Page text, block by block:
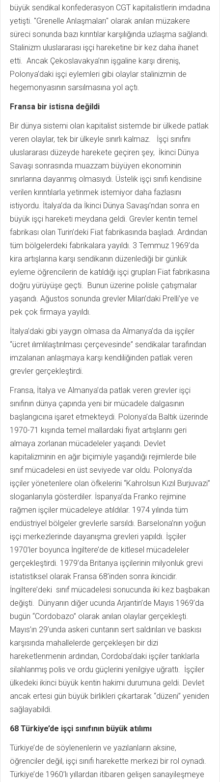
büyük sendikal konfederasyon CGT kapitalistlerin imdadına
yetişti. "Grenelle Anlaşmaları" olarak anılan müzakere
süreci sonunda bazı kırıntılar karşılığında uzlaşma sağlandı.
Stalinizm uluslararası işçi hareketine bir kez daha ihanet
etti. Ancak Çekoslavakya’nın işgaline karşı direniş,
Polonya’daki işçi eylemleri gibi olaylar stalinizmin de
hegemonyasının sarsılmasına yol açtı.
Fransa bir istisna değildi
Bir dünya sistemi olan kapitalist sistemde bir ülkede patlak
veren olaylar, tek bir ülkeyle sınırlı kalmaz. İşçi sınıfını
uluslararası düzeyde harekete geçiren şey, İkinci Dünya
Savaşı sonrasında muazzam büyüyen ekonominin
sınırlarına dayanmış olmasıydı. Üstelik işçi sınıfı kendisine
verilen kırıntılarla yetinmek istemiyor daha fazlasını
istiyordu. İtalya’da da İkinci Dünya Savaşı’ndan sonra en
büyük işçi hareketi meydana geldi. Grevler kentin temel
fabrikası olan Turin’deki Fiat fabrikasında başladı. Ardından
tüm bölgelerdeki fabrikalara yayıldı. 3 Temmuz 1969’da
kira artışlarına karşı sendikanın düzenlediği bir günlük
eyleme öğrencilerin de katıldığı işçi grupları Fiat fabrikasına
doğru yürüyüşe geçti. Bunun üzerine polisle çatışmalar
yaşandı. Ağustos sonunda grevler Milan’daki Prelli’ye ve
pek çok firmaya yayıldı.
İtalya’daki gibi yaygın olmasa da Almanya’da da işçiler
“ücret ılımlılaştırılması çerçevesinde” sendikalar tarafından
imzalanan anlaşmaya karşı kendiliğinden patlak veren
grevler gerçekleştirdi.
Fransa, İtalya ve Almanya’da patlak veren grevler işçi
sınıfının dünya çapında yeni bir mücadele dalgasının
başlangıcına işaret etmekteydi. Polonya’da Baltık üzerinde
1970-71 kışında temel mallardaki fiyat artışlarını geri
almaya zorlanan mücadeleler yaşandı. Devlet
kapitalizminin en ağır biçimiyle yaşandığı rejimlerde bile
sınıf mücadelesi en üst seviyede var oldu. Polonya’da
işçiler yönetenlere olan öfkelerini “Kahrolsun Kızıl Burjuvazi”
sloganlarıyla gösterdiler. İspanya’da Franko rejimine
rağmen işçiler mücadeleye atıldılar. 1974 yılında tüm
endüstriyel bölgeler grevlerle sarsıldı. Barselona’nın yoğun
işçi merkezlerinde dayanışma grevleri yapıldı. İşçiler
1970’ler boyunca İngiltere’de de kitlesel mücadeleler
gerçekleştirdi. 1979’da Britanya işçilerinin milyonluk grevi
istatistiksel olarak Fransa 68’inden sonra ikincidir.
İngiltere’deki sınıf mücadelesi sonucunda iki kez başbakan
değişti. Dünyanın diğer ucunda Arjantin’de Mayıs 1969’da
bugün “Cordobazo” olarak anılan olaylar gerçekleşti.
Mayıs’ın 29’unda askeri cuntanın sert saldırıları ve baskısı
karşısında mahallelerde gerçekleşen bir dizi
hareketlenmenin ardından, Cordoba’daki işçiler tanklarla
silahlanmış polis ve ordu güçlerini yenilgiye uğrattı. İşçiler
ülkedeki ikinci büyük kentin hakimi durumuna geldi. Devlet
ancak ertesi gün büyük birlikleri çıkartarak “düzeni” yeniden
sağlayabildi.
68 Türkiye’de işçi sınıfının büyük atılımı
Türkiye’de de söylenenlerin ve yazılanların aksine,
öğrenciler değil, işçi sınıfı harekette merkezi bir rol oynadı.
Türkiye’de 1960’lı yıllardan itibaren gelişen sanayileşmeye